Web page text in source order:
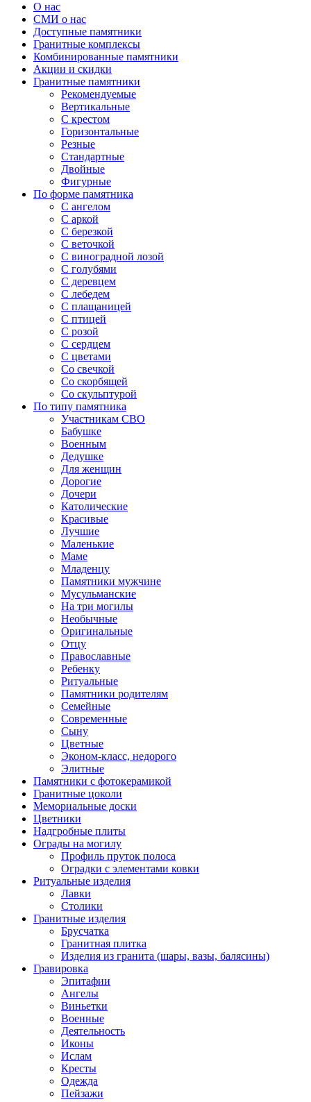
О нас
СМИ о нас
Доступные памятники
Гранитные комплексы
Комбинированные памятники
Акции и скидки
Гранитные памятники
Рекомендуемые
Вертикальные
С крестом
Горизонтальные
Резные
Стандартные
Двойные
Фигурные
По форме памятника
С ангелом
С аркой
С березкой
С веточкой
С виноградной лозой
С голубями
С деревцем
С лебедем
С плащаницей
С птицей
С розой
С сердцем
С цветами
Со свечкой
Со скорбящей
Со скульптурой
По типу памятника
Участникам СВО
Бабушке
Военным
Дедушке
Для женщин
Дорогие
Дочери
Католические
Красивые
Лучшие
Маленькие
Маме
Младенцу
Памятники мужчине
Мусульманские
На три могилы
Необычные
Оригинальные
Отцу
Православные
Ребенку
Ритуальные
Памятники родителям
Семейные
Современные
Сыну
Цветные
Эконом-класс, недорого
Элитные
Памятники с фотокерамикой
Гранитные цоколи
Мемориальные доски
Цветники
Надгробные плиты
Ограды на могилу
Профиль пруток полоса
Оградки с элементами ковки
Ритуальные изделия
Лавки
Столики
Гранитные изделия
Брусчатка
Гранитная плитка
Изделия из гранита (шары, вазы, балясины)
Гравировка
Эпитафии
Ангелы
Виньетки
Военные
Деятельность
Иконы
Ислам
Кресты
Одежда
Пейзажи